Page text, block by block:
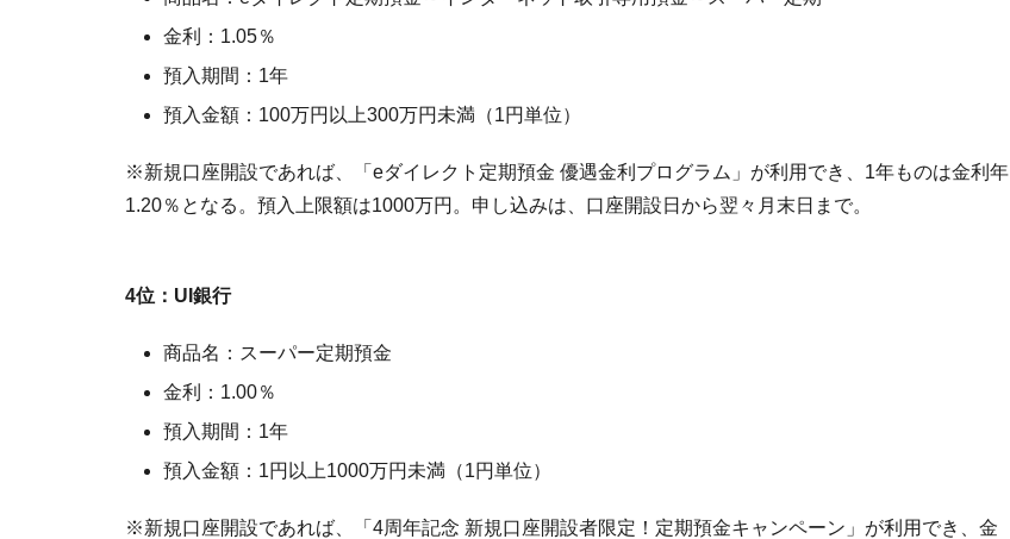
金利：1.05％
預入期間：1年
預入金額：100万円以上300万円未満（1円単位）
※新規口座開設であれば、「eダイレクト定期預金 優遇金利プログラム」が利用でき、1年ものは金利年
1.20％となる。預入上限額は1000万円。申し込みは、口座開設日から翌々月末日まで。
4位：UI銀行
商品名：スーパー定期預金
金利：1.00％
預入期間：1年
預入金額：1円以上1000万円未満（1円単位）
※新規口座開設であれば、「4周年記念 新規口座開設者限定！定期預金キャンペーン」が利用でき、金